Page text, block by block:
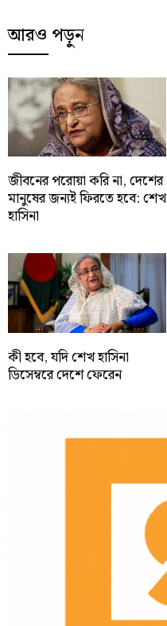
আরও পড়ুন
জীবনের পরোয়া করি না, দেশের
মানুষের জন্যই ফিরতে হবে: শেখ
হাসিনা
কী হবে, যদি শেখ হাসিনা
ডিসেম্বরে দেশে ফেরেন